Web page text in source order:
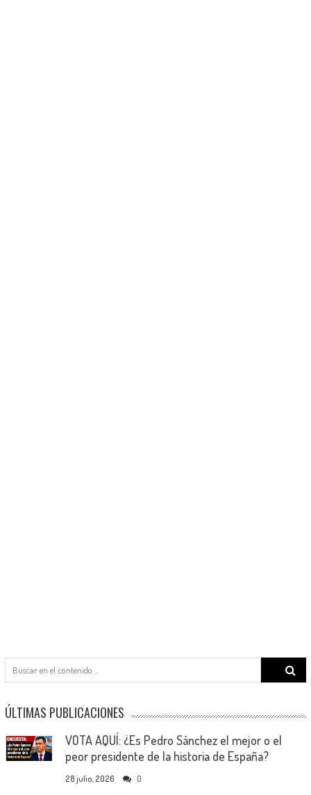
Search
ÚLTIMAS PUBLICACIONES
VOTA AQUÍ: ¿Es Pedro Sánchez el mejor o el
peor presidente de la historia de España?
28 julio, 2026 0